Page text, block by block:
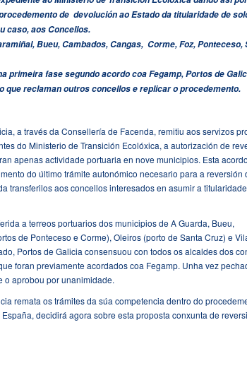
de devolución ao Estado da titularidade de
caso, aos Concellos.
Bueu, Cambados, Cangas, Corme, Foz, Ponteceso,
primeira fase segundo acordo coa Fegamp, Portos de
reclaman outros concellos e replicar o procedemento.
a través da Consellería de Facenda, remitiu aos servizos
do Ministerio de Transición Ecolóxica, a autorización de
apenas actividade portuaria en nove municipios. Esta
do último trámite autonómico necesario para a reversión
transferilos aos concellos interesados en asumir a
a terreos portuarios dos municipios de A Guarda, Bueu,
de Ponteceso e Corme), Oleiros (porto de Santa Cruz) e
Portos de Galicia consensuou con todos os alcaldes dos
foran previamente acordados coa Fegamp. Unha vez
o aprobou por unanimidade.
remata os trámites da súa competencia dentro do
decidirá agora sobre esta proposta conxunta de